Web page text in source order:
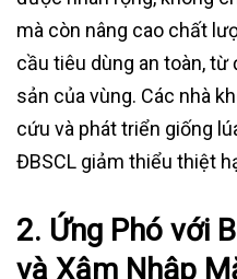
mà còn nâng cao chất
cầu tiêu dùng an toàn, từ
sản của vùng. Các nhà
cứu và phát triển giống
ĐBSCL giảm thiểu thiệt
2. Ứng Phó với
và Xâm Nhập